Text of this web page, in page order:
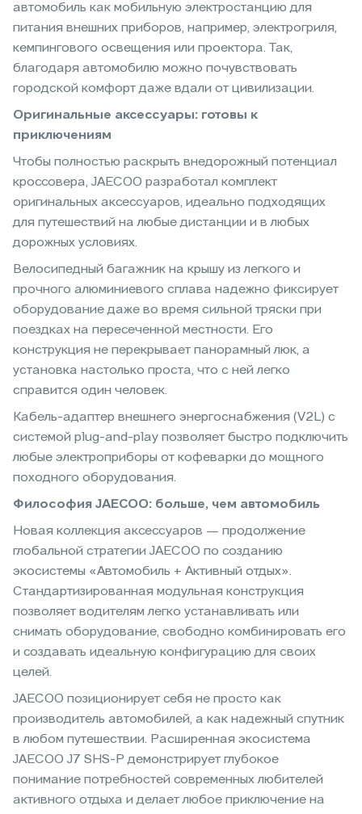
автомобиль как мобильную электростанцию для
питания внешних приборов, например, электрогриля,
кемпингового освещения или проектора. Так,
благодаря автомобилю можно почувствовать
городской комфорт даже вдали от цивилизации.
Оригинальные аксессуары: готовы к
приключениям
Чтобы полностью раскрыть внедорожный потенциал
кроссовера, JAECOO разработал комплект
оригинальных аксессуаров, идеально подходящих
для путешествий на любые дистанции и в любых
дорожных условиях.
Велосипедный багажник на крышу из легкого и
прочного алюминиевого сплава надежно фиксирует
оборудование даже во время сильной тряски при
поездках на пересеченной местности. Его
конструкция не перекрывает панорамный люк, а
установка настолько проста, что с ней легко
справится один человек.
Кабель-адаптер внешнего энергоснабжения (V2L) с
системой plug-and-play позволяет быстро подключить
любые электроприборы от кофеварки до мощного
походного оборудования.
Философия JAECOO: больше, чем автомобиль
Новая коллекция аксессуаров — продолжение
глобальной стратегии JAECOO по созданию
экосистемы «Автомобиль + Активный отдых».
Стандартизированная модульная конструкция
позволяет водителям легко устанавливать или
снимать оборудование, свободно комбинировать его
и создавать идеальную конфигурацию для своих
целей.
JAECOO позиционирует себя не просто как
производитель автомобилей, а как надежный спутник
в любом путешествии. Расширенная экосистема
JAECOO J7 SHS-P демонстрирует глубокое
понимание потребностей современных любителей
активного отдыха и делает любое приключение на